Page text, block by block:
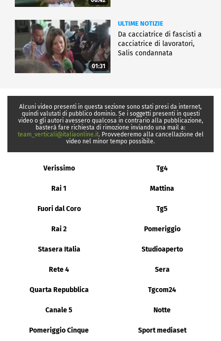
01:31
ULTIME NOTIZIE
Da cacciatrice di fascisti a
cacciatrice di lavoratori,
Salis condannata
Alcuni video presenti in questa sezione sono stati presi da internet,
quindi valutati di pubblico dominio. Se i soggetti presenti in questi
video o gli autori avessero qualcosa in contrario alla pubblicazione,
basterà fare richiesta di rimozione inviando una mail a:
team_verticali@italiaonline.it. Provvederemo alla cancellazione del
video nel minor tempo possibile.
Verissimo Tg4
Rai 1 Mattina
Fuori dal Coro Tg5
Rai 2 Pomeriggio
Stasera Italia Studioaperto
Rete 4 Sera
Quarta Repubblica Tgcom24
Canale 5 Notte
Pomeriggio Cinque Sport mediaset